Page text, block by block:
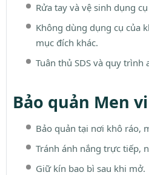
Rửa tay và vệ sinh dụng
Không dùng dụng cụ của
mục đích khác.
Tuân thủ SDS và quy trình
Bảo quản Men
Bảo quản tại nơi khô ráo,
Tránh ánh nắng trực tiếp,
Giữ kín bao bì sau khi mở.